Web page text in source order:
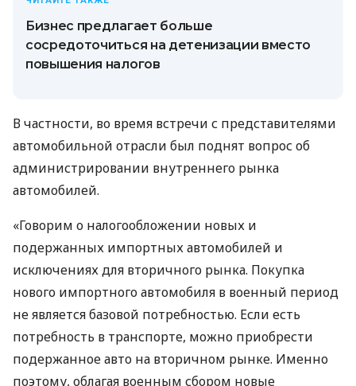
Бизнес предлагает больше
сосредоточиться на детенизации вместо
повышения налогов
В частности, во время встречи с представителями
автомобильной отрасли был поднят вопрос об
администрировании внутреннего рынка
автомобилей.
«Говорим о налогообложении новых и
подержанных импортных автомобилей и
исключениях для вторичного рынка. Покупка
нового импортного автомобиля в военный период
не является базовой потребностью. Если есть
потребность в транспорте, можно приобрести
подержанное авто на вторичном рынке. Именно
поэтому, облагая военным сбором новые